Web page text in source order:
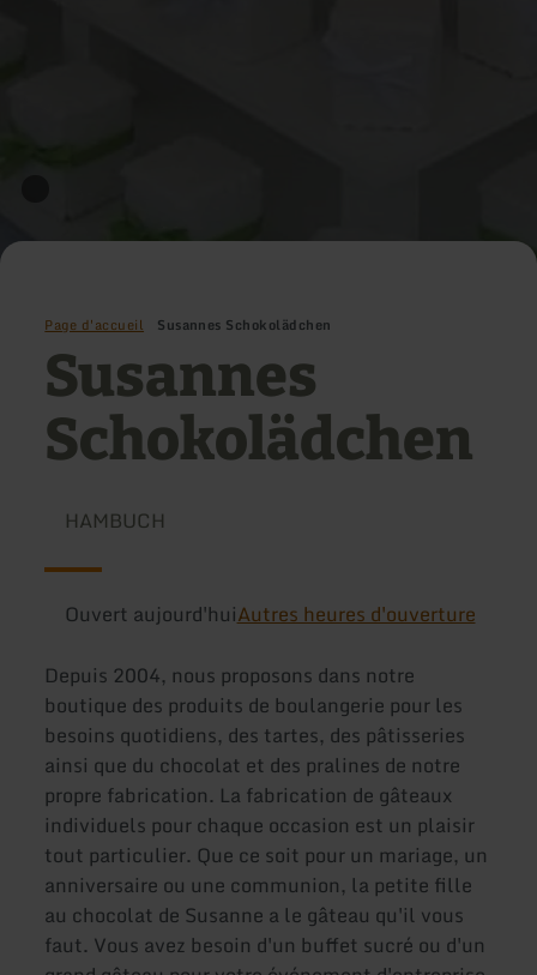
Page d'accueil Susannes Schokolädchen
Susannes
Schokolädchen
HAMBUCH
Ouvert aujourd'huiAutres heures d'ouverture
Depuis 2004, nous proposons dans notre
boutique des produits de boulangerie pour les
besoins quotidiens, des tartes, des pâtisseries
ainsi que du chocolat et des pralines de notre
propre fabrication. La fabrication de gâteaux
individuels pour chaque occasion est un plaisir
tout particulier. Que ce soit pour un mariage, un
anniversaire ou une communion, la petite fille
au chocolat de Susanne a le gâteau qu'il vous
faut. Vous avez besoin d'un buffet sucré ou d'un